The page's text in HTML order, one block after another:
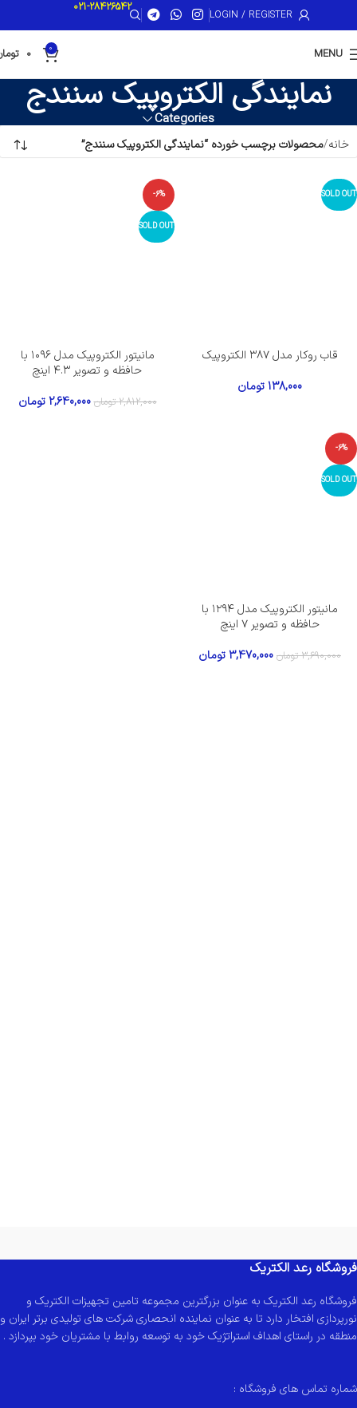
LOGIN / REGISTER
021-28426542
MENU
0
0
نمایندگی الکتروپیک سنندج
Categories
خانه محصولات برچسب خورده “نمایندگی الکتروپیک سنندج”
SOLD OUT
قاب روکار مدل ۳۸۷ الکتروپیک
138,000تومان
-6%
SOLD OUT
مانیتور الکتروپیک مدل ۱۰۹۶ با
حافظه و تصویر ۴.۳ اینچ
2,812,000 تومان 2,640,000 تومان
-6%
SOLD OUT
مانیتور الکتروپیک مدل ۱۲۹۴ با
حافظه و تصویر ۷ اینچ
3,690,000 تومان 3,470,000تومان
فروشگاه رعد الکتریک
فروشگاه رعد الکتریک به عنوان بزرگترین مجموعه تامین تجهیزات الکتریک و
نورپردازی افتخار دارد تا به عنوان نماینده انحصاری شرکت های تولیدی برتر ایران و
منطقه در راستای اهداف استراتژیک خود به توسعه روابط با مشتریان خود بپردازد .
شماره تماس های فروشگاه :